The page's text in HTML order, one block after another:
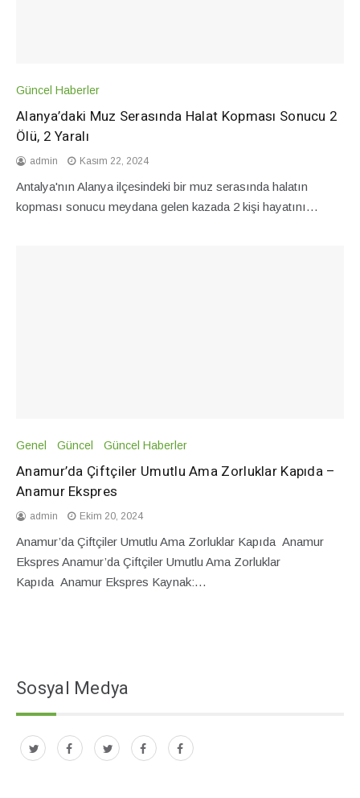
Güncel Haberler
Alanya’daki Muz Serasında Halat Kopması Sonucu 2
Ölü, 2 Yaralı
admin Kasım 22, 2024
Antalya'nın Alanya ilçesindeki bir muz serasında halatın
kopması sonucu meydana gelen kazada 2 kişi hayatını…
Genel Güncel Güncel Haberler
Anamur’da Çiftçiler Umutlu Ama Zorluklar Kapıda –
Anamur Ekspres
admin Ekim 20, 2024
Anamur’da Çiftçiler Umutlu Ama Zorluklar Kapıda Anamur
Ekspres Anamur’da Çiftçiler Umutlu Ama Zorluklar
Kapıda Anamur Ekspres Kaynak:…
Sosyal Medya